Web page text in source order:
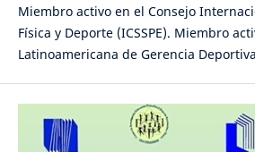
Miembro activo en el Consejo
Física y Deporte (ICSSPE). Miembro
Latinoamericana de Gerencia Deportiva